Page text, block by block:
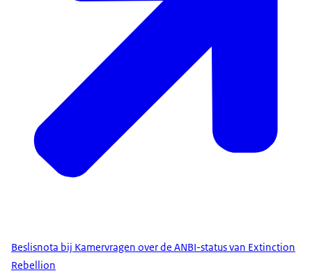
Beslisnota bij Kamervragen over de ANBI-status van Extinction
Rebellion